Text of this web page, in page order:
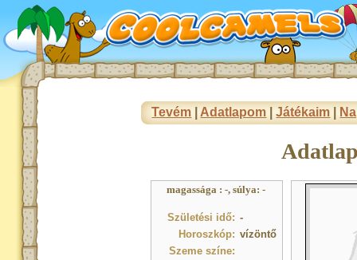
Tevém Adatlapom |Játékaim
magassága : -, súlya: -
Születési idő: -
Horoszkóp: vízöntő
Szeme színe: